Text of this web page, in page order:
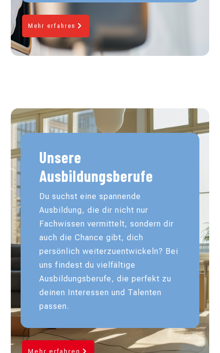
Mehr erfahren
Unsere
Ausbildungsberufe
Du suchst eine spannende
Ausbildung, die dir nicht nur
Fachwissen vermittelt, sondern dir
auch die Chance gibt, dich
persönlich weiterzuentwickeln? Bei
uns findest du vielfältige
Ausbildungsberufe, die perfekt zu
deinen Interessen und Talenten
passen.
Mehr erfahren